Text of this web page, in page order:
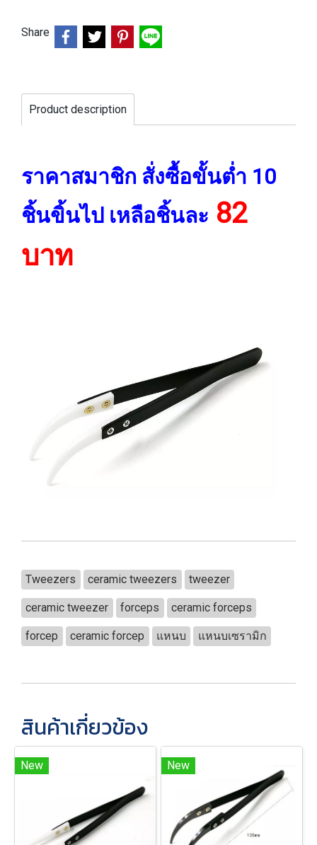
Share
Product description
ราคาสมาชิก สั่งซื้อขั้นต่ำ 10
ชิ้นขิ้นไป เหลือชิ้นละ 82
บาท
Tweezers ceramic tweezers tweezer
ceramic tweezer forceps ceramic forceps
forcep ceramic forcep แหนบ แหนบเซรามิก
สินค้าเกี่ยวข้อง
New New